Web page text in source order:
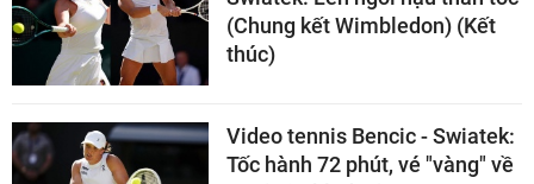
(Chung kết Wimbledon) (Kết
thúc)
Video tennis Bencic - Swiatek:
Tốc hành 72 phút, vé "vàng" về